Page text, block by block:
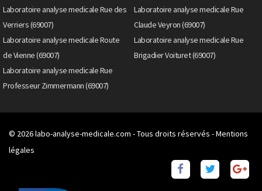
Laboratoire analyse medicale Rue des
Verriers (69007)
Laboratoire analyse medicale Rue
Claude Veyron (69007)
Laboratoire analyse medicale Route
de Vienne (69007)
Laboratoire analyse medicale Rue
Brigadier Voituret (69007)
Laboratoire analyse medicale Rue
Professeur Zimmermann (69007)
© 2026labo-analyse-medicale.com - Tous droits réservés -Mentions
légales